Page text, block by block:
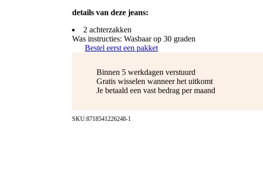
details van deze jeans:
2 achterzakken
Was instructies: Wasbaar op 30 graden
Bestel eerst een pakket
Binnen 5 werkdagen verstuurd
Gratis wisselen wanneer het uitkomt
Je betaald een vast bedrag per maand
SKU:8718541226248-1